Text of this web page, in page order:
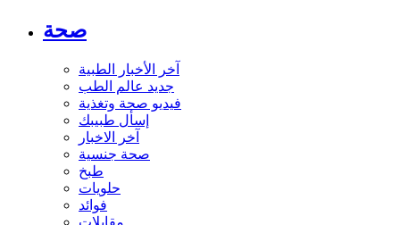
صحة
آخر الأخبار الطبية
جديد عالم الطب
فيديو صحة وتغذية
إسأل طبيبك
آخر الاخبار
صحة جنسية
طبخ
حلويات
فوائد
مقابلات